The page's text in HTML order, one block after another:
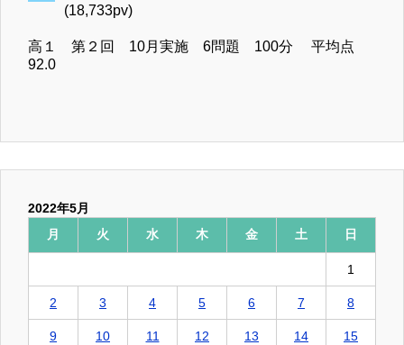
(18,733pv)
高１ 第２回 10月実施 6問題 100分 平均点
92.0
2022年5月
月
火 水 木 金 土 日
1
2 3 4 5 6 7 8
9 10 11 12 13 14 15